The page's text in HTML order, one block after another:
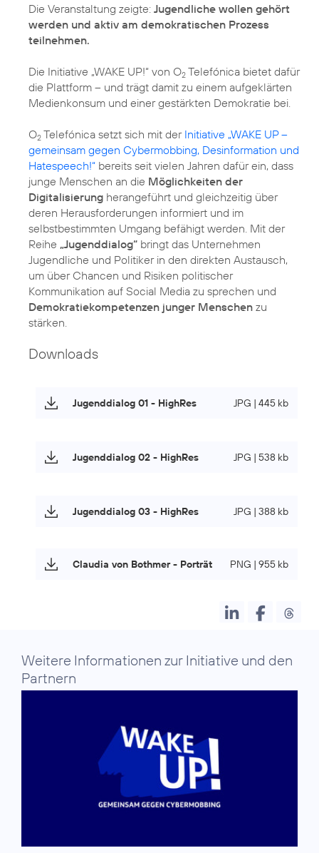
Die Veranstaltung zeigte: Jugendliche wollen gehört
werden und aktiv am demokratischen Prozess
teilnehmen.
Die Initiative „WAKE UP!“ von O2 Telefónica bietet dafür
die Plattform – und trägt damit zu einem aufgeklärten
Medienkonsum und einer gestärkten Demokratie bei.
O2 Telefónica setzt sich mit der Initiative „WAKE UP –
gemeinsam gegen Cybermobbing, Desinformation und
Hatespeech!“ bereits seit vielen Jahren dafür ein, dass
junge Menschen an die Möglichkeiten der
Digitalisierung herangeführt und gleichzeitig über
deren Herausforderungen informiert und im
selbstbestimmten Umgang befähigt werden. Mit der
Reihe „Jugenddialog“ bringt das Unternehmen
Jugendliche und Politiker in den direkten Austausch,
um über Chancen und Risiken politischer
Kommunikation auf Social Media zu sprechen und
Demokratiekompetenzen junger Menschen zu
stärken.
Downloads
Jugenddialog 01 - HighRes JPG | 445 kb
Jugenddialog 02 - HighRes JPG | 538 kb
Jugenddialog 03 - HighRes JPG | 388 kb
Claudia von Bothmer - Porträt PNG | 955 kb
Weitere Informationen zur Initiative und den
Partnern